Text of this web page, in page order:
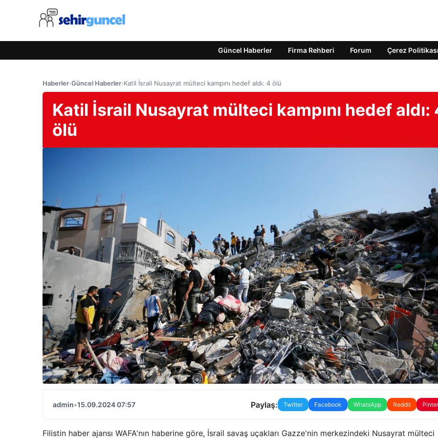
Güncel Haberler Firma Rehberi Forum Çerez Politikası
Haberler›Güncel Haberler›Katil İsrail Nusayrat mülteci kampını hedef aldı: 4 ölü
Katil İsrail Nusayrat mülteci kampını hedef aldı:
ölü
admin•15.09.2024 07:57 Paylaş: Twitter Facebook WhatsApp Reddit
Filistin haber ajansı WAFA'nın haberine göre, İsrail savaş uçakları Gazze'nin merkezindeki Nusayrat mülteci